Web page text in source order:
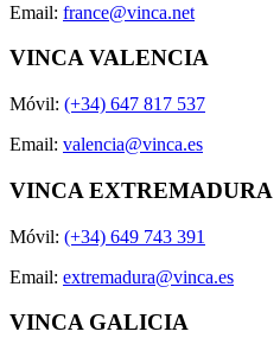
Email: france@vinca.net
VINCA VALENCIA
Móvil: (+34) 647 817 537
Email: valencia@vinca.es
VINCA EXTREMADURA
Móvil: (+34) 649 743 391
Email: extremadura@vinca.es
VINCA GALICIA